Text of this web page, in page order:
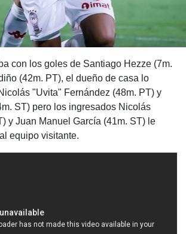
con los goles de Santiago Hezze (7m.
(42m. PT), el dueño de casa lo
"Uvita" Fernández (48m. PT) y
ST) pero los ingresados Nicolás
y Juan Manuel García (41m. ST) le
equipo visitante.